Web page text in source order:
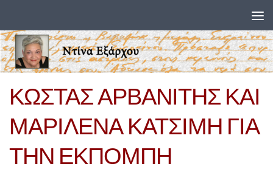
ΚΩΣΤΑΣ ΑΡΒΑΝΙΤΗΣ ΚΑΙ
ΜΑΡΙΛΕΝΑ ΚΑΤΣΙΜΗ ΓΙΑ
ΤΗΝ ΕΚΠΟΜΠΗ